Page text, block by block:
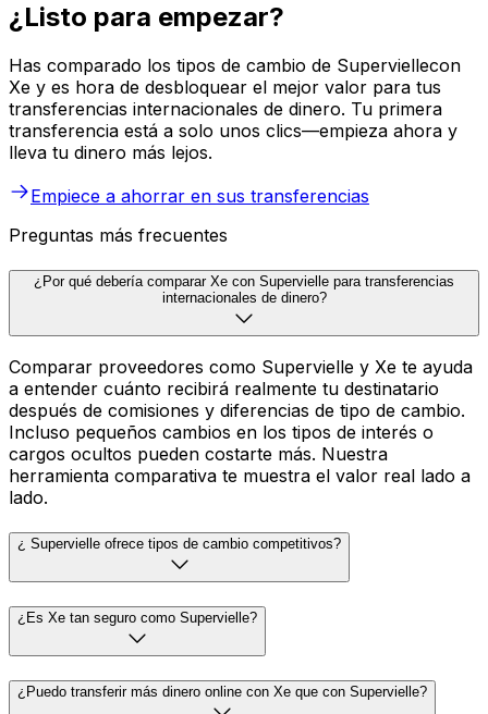
¿Listo para empezar?
Has comparado los tipos de cambio de Superviellecon
Xe y es hora de desbloquear el mejor valor para tus
transferencias internacionales de dinero. Tu primera
transferencia está a solo unos clics—empieza ahora y
lleva tu dinero más lejos.
Empiece a ahorrar en sus transferencias
Preguntas más frecuentes
¿Por qué debería comparar Xe con Supervielle para transferencias
internacionales de dinero?
Comparar proveedores como Supervielle y Xe te ayuda
a entender cuánto recibirá realmente tu destinatario
después de comisiones y diferencias de tipo de cambio.
Incluso pequeños cambios en los tipos de interés o
cargos ocultos pueden costarte más. Nuestra
herramienta comparativa te muestra el valor real lado a
lado.
¿ Supervielle ofrece tipos de cambio competitivos?
¿Es Xe tan seguro como Supervielle?
¿Puedo transferir más dinero online con Xe que con Supervielle?